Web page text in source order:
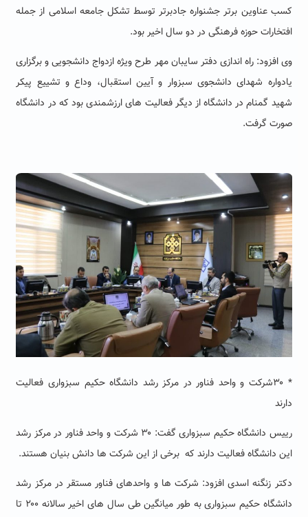
کسب عناوین برتر جشنواره جادبرتر توسط تشکل جامعه اسلامی از جمله
افتخارات حوزه فرهنگی در دو سال اخیر بود.
وی افزود: راه اندازی دفتر سایبان مهر طرح ویژه ازدواج دانشجویی و برگزاری
یادواره شهدای دانشجوی سبزوار و آیین استقبال، وداع و تشییع پیکر
شهید گمنام در دانشگاهاز دیگر فعالیت های ارزشمندی بود که در دانشگاه
صورت گرفت.
* ۳۰شرکت و واحد فناور در مرکز رشد دانشگاه حکیم سبزواری فعالیت
دارند
رییس دانشگاه حکیم سبزواری گفت: ۳۰ شرکت و واحد فناور در مرکز رشد
این دانشگاه فعالیت دارند که برخی از این شرکت ها دانش بنیان هستند.
دکتر زنگنه اسدی افزود: شرکت ها و واحدهای فناور مستقر در مرکز رشد
دانشگاه حکیم سبزواری به طور میانگین طی سال های اخیر سالانه ۲۰۰ تا